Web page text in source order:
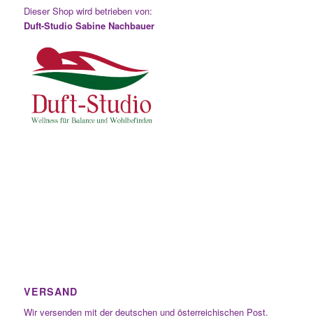
Dieser Shop wird betrieben von:
Duft-Studio Sabine Nachbauer
VERSAND
Wir versenden mit der deutschen und österreichischen Post.